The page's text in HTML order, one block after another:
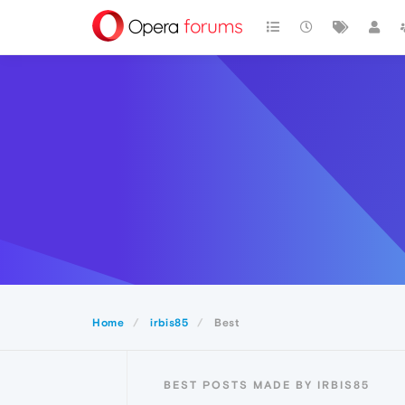
Home irbis85 Best
BEST POSTS MADE BY IRBIS85